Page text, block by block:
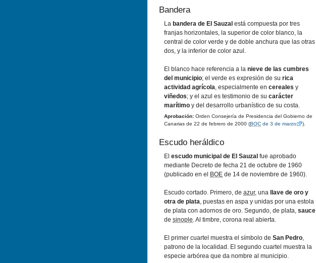
Bandera
La bandera de El Sauzal está compuesta por tres
franjas horizontales, la superior de color blanco, la
central de color verde y de doble anchura que las otras
dos, y la inferior de color azul.
El blanco hace referencia a la nieve de las cumbres
del municipio; el verde es expresión de su rica
actividad agrícola, especialmente en cereales y
viñedos; y el azul es testimonio de su carácter
marítimo y del desarrollo urbanístico de su costa.
Aprobación: Orden Consejería de Presidencia del Gobierno de
Canarias de 22 de febrero de 2000 (BOC de 3 de marzo ).
Escudo heráldico
El escudo municipal de El Sauzal fue aprobado
mediante Decreto de fecha 21 de octubre de 1960
(publicado en el
BOE de 14 de noviembre de 1960).
Escudo cortado. Primero, de azur, una
llave de oro y
otra de plata, puestas en aspa y unidas por una estola
de plata con adornos de oro. Segundo, de plata, sauce
de sinople. Al timbre, corona real abierta.
El primer cuartel muestra el símbolo de San Pedro,
patrono de la localidad. El segundo cuartel muestra la
especie arbórea que da nombre al municipio.